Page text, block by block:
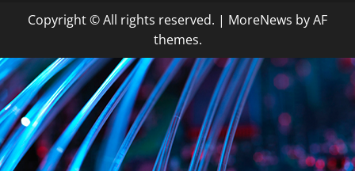
Copyright © All rights reserved. | MoreNews by AF
themes.